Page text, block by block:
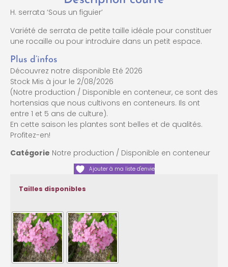
H. serrata ‘Sous un figuier’
Variété de serrata de petite taille idéale pour constituer
une rocaille ou pour introduire dans un petit espace.
Plus d’infos
Découvrez notre disponible Eté 2026
Stock Mis à jour le 2/08/2026
(Notre production / Disponible en conteneur, ce sont des
hortensias que nous cultivons en conteneurs. Ils ont
entre 1 et 5 ans de culture).
En cette saison les plantes sont belles et de qualités.
Profitez-en!
Catégorie Notre production / Disponible en conteneur
Ajouter à ma liste d'envie
Tailles disponibles